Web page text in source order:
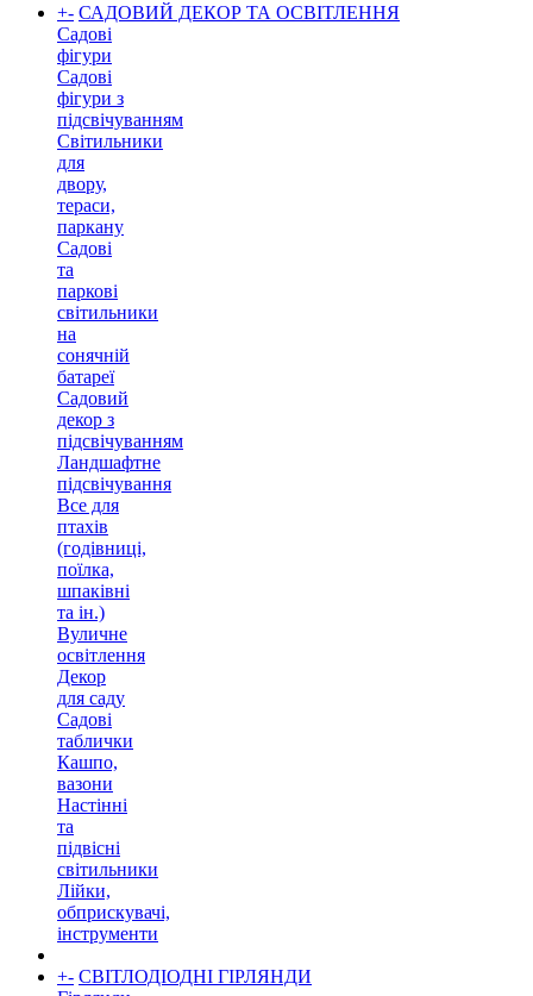
+- САДОВИЙ ДЕКОР ТА ОСВІТЛЕННЯ
Садові
фігури
Садові
фігури з
підсвічуванням
Світильники
для
двору,
тераси,
паркану
Садові
та
паркові
світильники
на
сонячній
батареї
Садовий
декор з
підсвічуванням
Ландшафтне
підсвічування
Все для
птахів
(годівниці,
поїлка,
шпаківні
та ін.)
Вуличне
освітлення
Декор
для саду
Садові
таблички
Кашпо,
вазони
Настінні
та
підвісні
світильники
Лійки,
обприскувачі,
інструменти
+- СВІТЛОДІОДНІ ГІРЛЯНДИ